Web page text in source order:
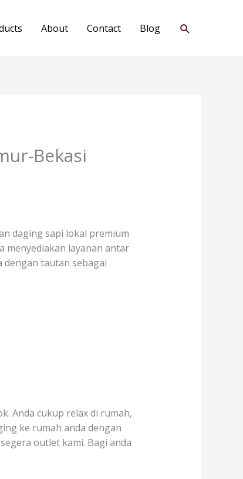
About Contact Blog Search
Bekasi
daging sapi lokal premium
menyediakan layanan antar
dengan tautan sebagai
Anda cukup relax di rumah,
ke rumah anda dengan
outlet kami. Bagi anda